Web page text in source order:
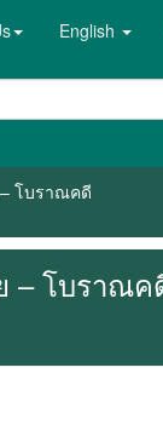
English
– โบราณคดี
– โบราณ